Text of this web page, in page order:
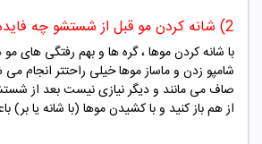
2) شانه کردن مو قبل از شستشو چه فایده ای دارد ؟
با شانه کردن موها ، گره ها و بهم رفتگی های
شامپو زدن و ماساز موها خیلی راحتتر انجام
صاف می مانند و دیگر نیازی نیست بعد از
از هم باز کنید و با کشیدن موها (با شانه یا